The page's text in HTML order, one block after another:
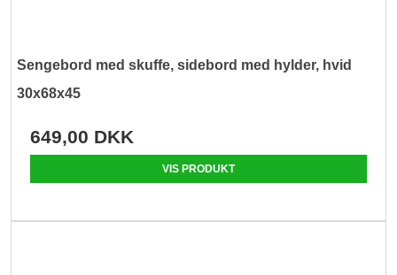
Sengebord med skuffe, sidebord med hylder, hvid
30x68x45
649,00 DKK
VIS PRODUKT